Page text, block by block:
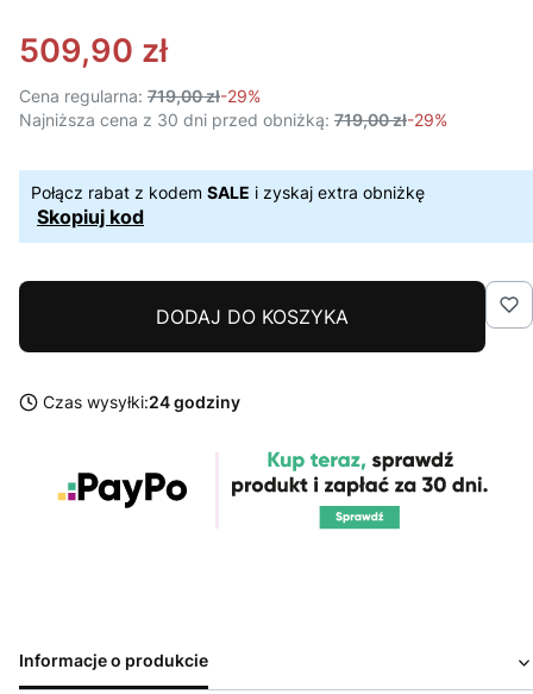
509,90 zł
Cena regularna: 719,00 zł-29%
Najniższa cena z 30 dni przed obniżką: 719,00 zł-29%
Połącz rabat z kodem SALE i zyskaj extra obniżkę
Skopiuj kod
DODAJ DO KOSZYKA
Czas wysyłki:24 godziny
Informacje o produkcie